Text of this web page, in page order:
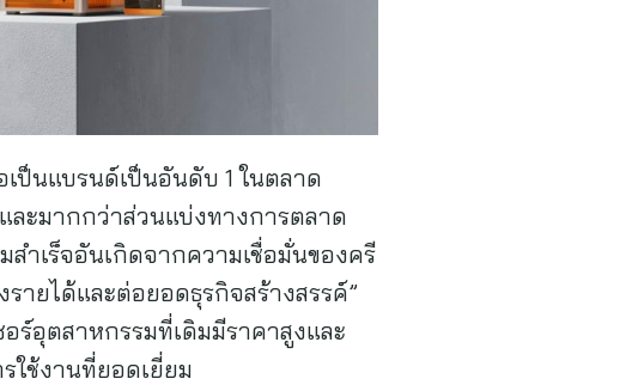
ป็นแบรนด์เป็นอันดับ 1 ในตลาด
ละมากกว่าส่วนแบ่งทางการตลาด
ำเร็จอันเกิดจากความเชื่อมั่นของครี
ายได้และต่อยอดธุรกิจสร้างสรรค์”
ร์อุตสาหกรรมที่เดิมมีราคาสูงและ
ใช้งานที่ยอดเยี่ยม